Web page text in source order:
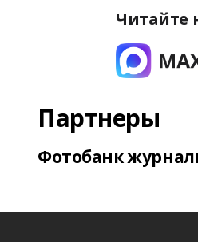
Читайте
Партнеры
Фотобанк